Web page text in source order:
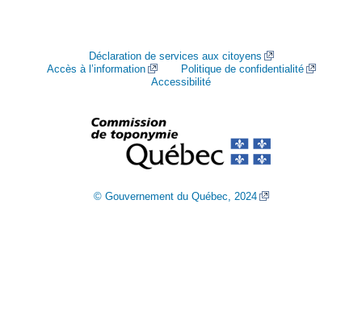
Déclaration de services aux citoyens
Accès à l’information
Politique de confidentialité
Accessibilité
© Gouvernement du Québec, 2024